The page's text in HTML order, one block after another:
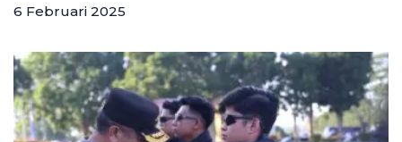
6 Februari 2025